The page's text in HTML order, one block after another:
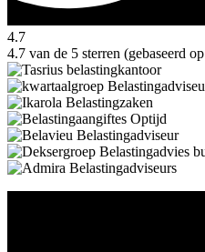
4.7
4.7 van de 5 sterren (gebaseerd op